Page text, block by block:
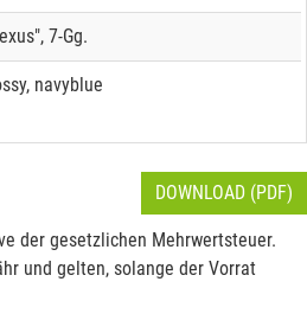
7-Gg.
navyblue
DOWNLOAD (PDF)
der gesetzlichen Mehrwertsteuer.
und gelten, solange der Vorrat